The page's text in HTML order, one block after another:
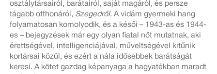
osztálytársairól, barátairól, saját magáról, és persze
tágabb otthonáról, Szegedről. A vidám gyermeki hang
folyamatosan komolyodik, és a késői – 1943-as és 1944-
es – bejegyzések már egy olyan fiatal nőt mutatnak, aki
érettségével, intelligenciájával, műveltségével kitűnik
kortársai közül, és ezért a nála idősebbek barátságát
keresi. A kötet gazdag képanyaga a hagyatékban maradt